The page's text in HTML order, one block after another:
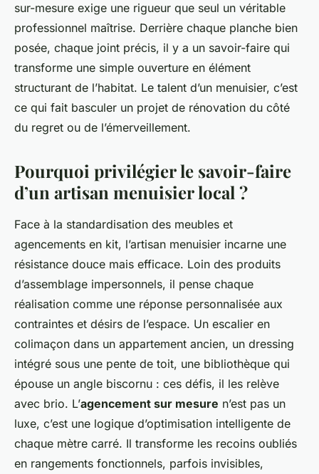
sur-mesure exige une rigueur que seul un véritable
professionnel maîtrise. Derrière chaque planche bien
posée, chaque joint précis, il y a un savoir-faire qui
transforme une simple ouverture en élément
structurant de l’habitat. Le talent d’un menuisier, c’est
ce qui fait basculer un projet de rénovation du côté
du regret ou de l’émerveillement.
Pourquoi privilégier le savoir-faire
d’un artisan menuisier local ?
Face à la standardisation des meubles et
agencements en kit, l’artisan menuisier incarne une
résistance douce mais efficace. Loin des produits
d’assemblage impersonnels, il pense chaque
réalisation comme une réponse personnalisée aux
contraintes et désirs de l’espace. Un escalier en
colimaçon dans un appartement ancien, un dressing
intégré sous une pente de toit, une bibliothèque qui
épouse un angle biscornu : ces défis, il les relève
avec brio. L’agencement sur mesure n’est pas un
luxe, c’est une logique d’optimisation intelligente de
chaque mètre carré. Il transforme les recoins oubliés
en rangements fonctionnels, parfois invisibles,